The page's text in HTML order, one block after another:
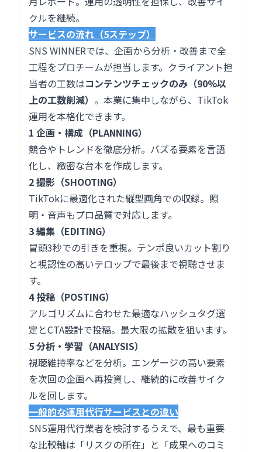
クルを継続。
サービスの流れ（5ステップ）
SNS WINNERでは、企画から分析・改善まで全
工程をプロチームが担当します。クライアント担
当者の工数はコンテンツチェックのみ（90%以
上の工数削減） 。本業に集中しながら、TikTok
運用を本格化できます。
1 企画・構成（PLANNING）
競合やトレンドを徹底分析。バズる要素を言語
化し、緻密な台本を作成します。
2 撮影（SHOOTING）
TikTokに最適化された縦型画角での収録。照
明・音声もプロ品質で対応します。
3 編集（EDITING）
冒頭3秒での引きを重視。テンポ良いカット割り
と視認性の高いテロップで最後まで視聴させま
す。
4 投稿（POSTING）
アルゴリズムに合わせた最適なハッシュタグ選
定とCTA設計で投稿。最大限の拡散を狙います。
5 分析・学習（ANALYSIS）
視聴維持率などを分析。エンゲージの高い要素
を次回の企画へ再投資し、継続的に改善サイク
ルを回します。
一般的な運用代行サービスとの違い
SNS運用代行業者を検討するうえで、最も重要
な比較軸は「リスクの所在」と「成果へのコミ